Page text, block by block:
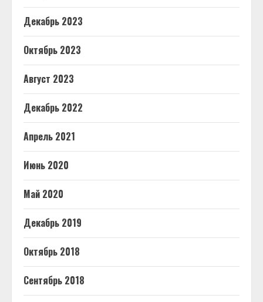
Декабрь 2023
Октябрь 2023
Август 2023
Декабрь 2022
Апрель 2021
Июнь 2020
Май 2020
Декабрь 2019
Октябрь 2018
Сентябрь 2018